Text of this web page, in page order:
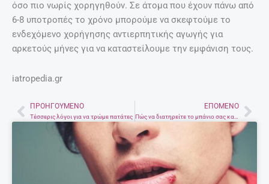
όσο πιο νωρίς χορηγηθούν. Σε άτομα που έχουν πάνω από
6-8 υποτροπές το χρόνο μπορούμε να σκεφτούμε το
ενδεχόμενο χορήγησης αντιερπητικής αγωγής για
αρκετούς μήνες για να καταστείλουμε την εμφάνιση τους.
iatropedia.gr
PrevΠΡΟΗΓΟΎΜΕΝΟ
Τέσσερις λόγοι για να τρώμε πατάτες
ΕΠΌΜΕΝΟ